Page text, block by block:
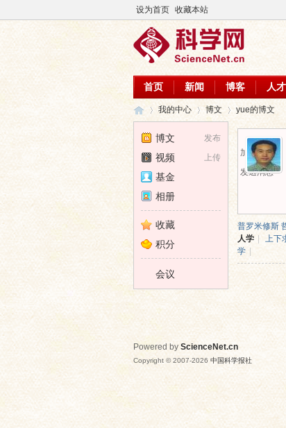
设为首页 收藏本站
首页 新闻 博客 人才
学
›
我的中心 博文 yue的博文
加为好友
发送消息
普罗米修斯
人学
上下
学
发布
博文
上传
视频
基金
相册
收藏
积分
会议
Powered by ScienceNet.cn
Copyright © 2007-2026 中国科学报社